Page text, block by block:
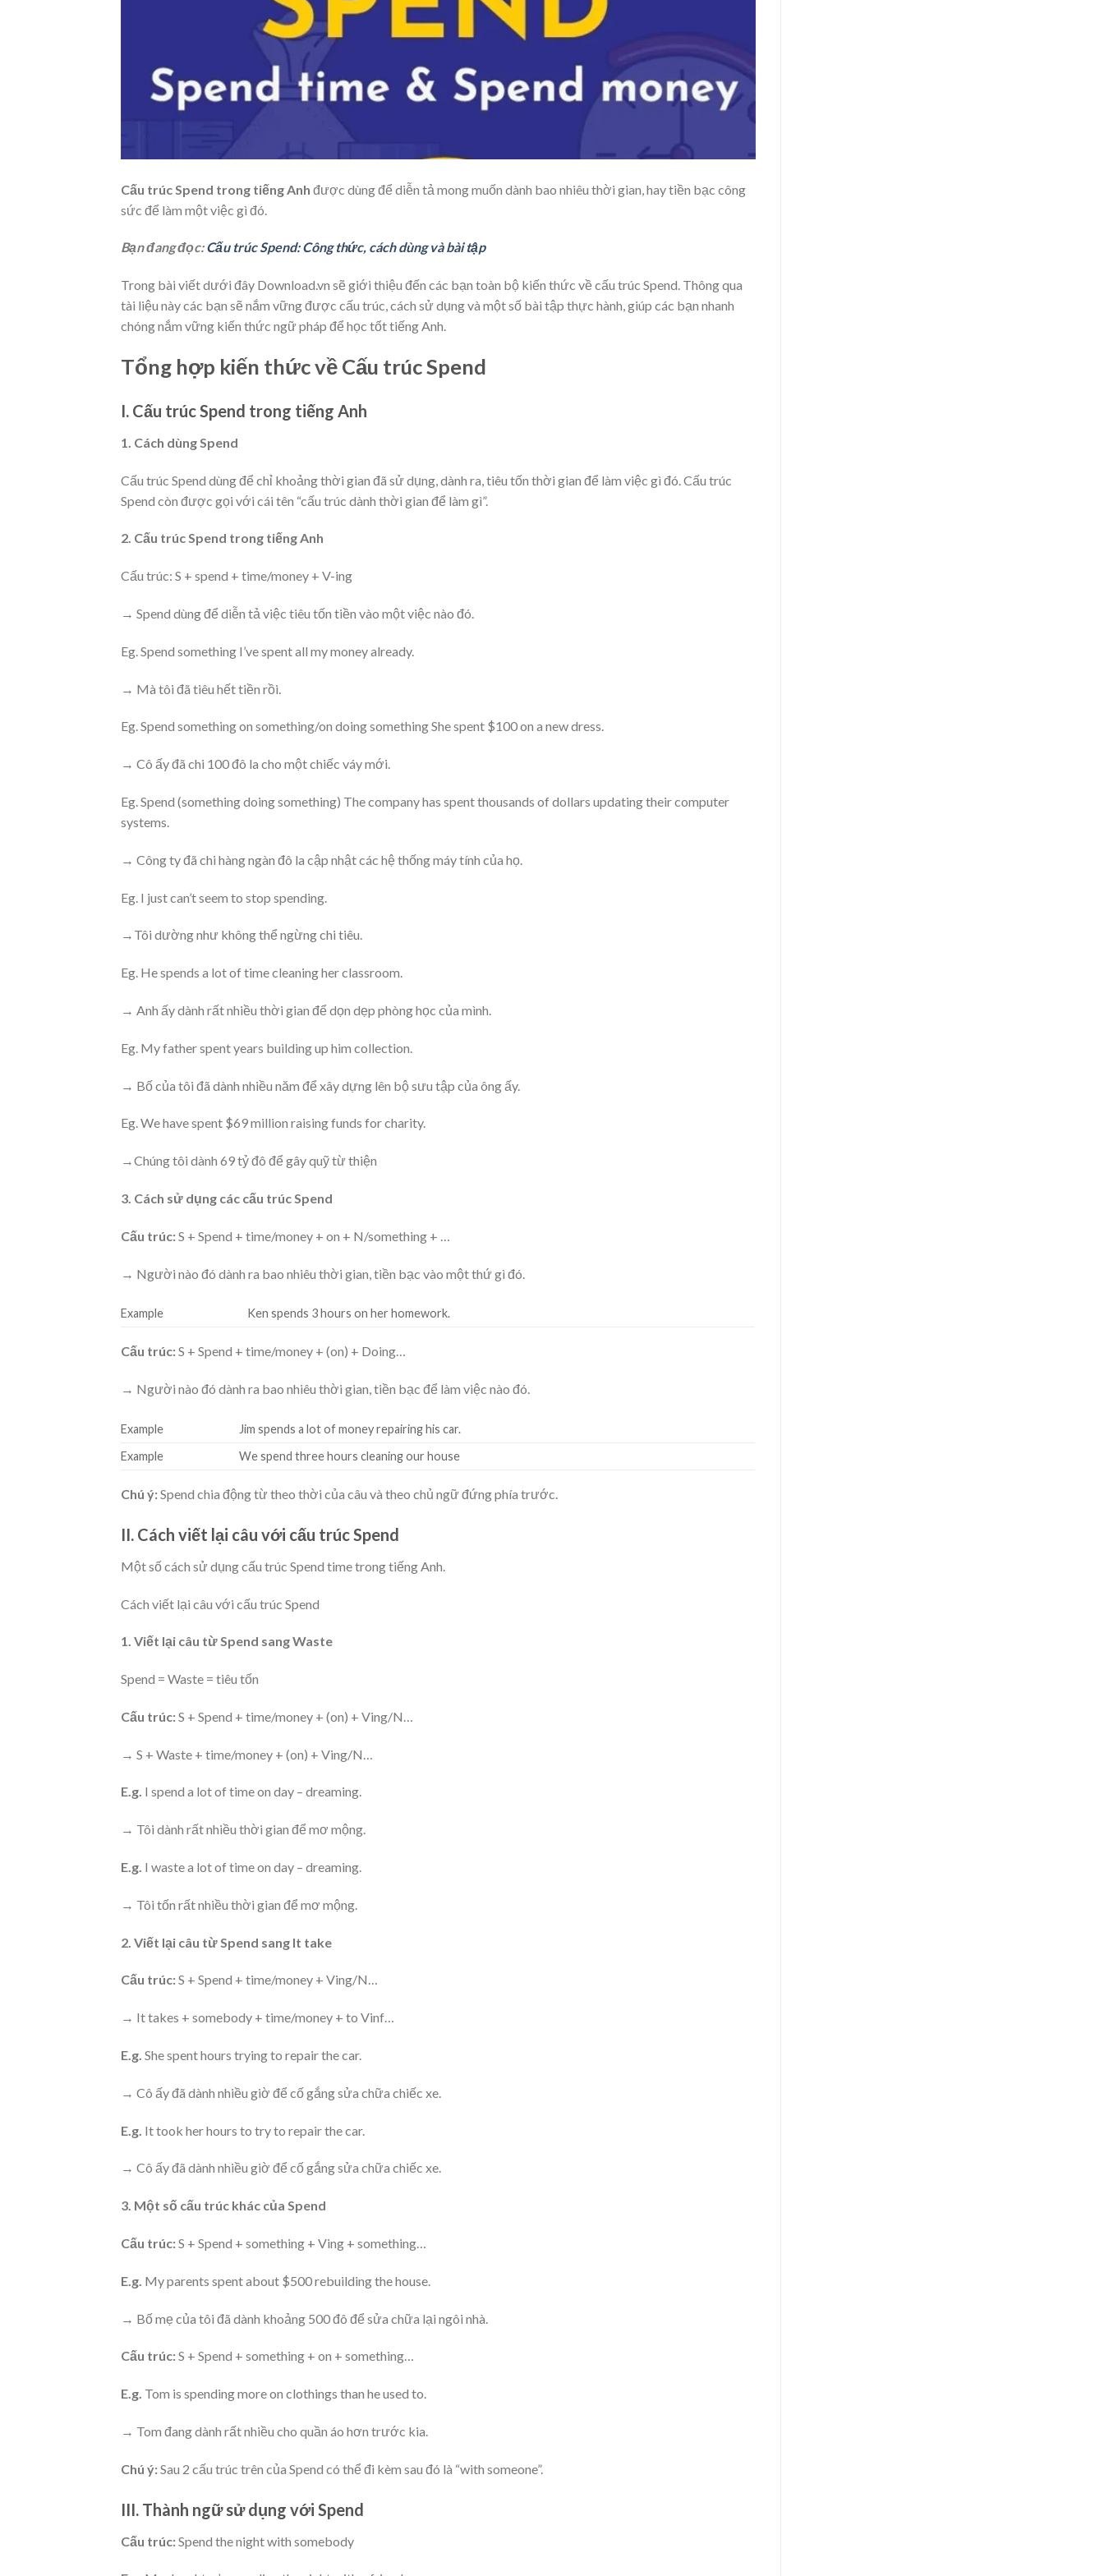
Cấu trúc Spend trong tiếng Anh được dùng để diễn tả mong muốn dành bao nhiêu thời gian, hay tiền bạc công
sức để làm một việc gì đó.
Bạn đang đọc:Cấu trúc Spend: Công thức, cách dùng và bài tập
Trong bài viết dưới đây Download.vn sẽ giới thiệu đến các bạn toàn bộ kiến thức về cấu trúc Spend. Thông qua
tài liệu này các bạn sẽ nắm vững được cấu trúc, cách sử dụng và một số bài tập thực hành, giúp các bạn nhanh
chóng nắm vững kiến thức ngữ pháp để học tốt tiếng Anh.
Tổng hợp kiến thức về Cấu trúc Spend
I. Cấu trúc Spend trong tiếng Anh
1. Cách dùng Spend
Cấu trúc Spend dùng để chỉ khoảng thời gian đã sử dụng, dành ra, tiêu tốn thời gian để làm việc gì đó. Cấu trúc
Spend còn được gọi với cái tên “cấu trúc dành thời gian để làm gì”.
2. Cấu trúc Spend trong tiếng Anh
Cấu trúc: S + spend + time/money + V-ing
→ Spend dùng để diễn tả việc tiêu tốn tiền vào một việc nào đó.
Eg. Spend something I’ve spent all my money already.
→ Mà tôi đã tiêu hết tiền rồi.
Eg. Spend something on something/on doing something She spent $100 on a new dress.
→ Cô ấy đã chi 100 đô la cho một chiếc váy mới.
Eg. Spend (something doing something) The company has spent thousands of dollars updating their computer
systems.
→ Công ty đã chi hàng ngàn đô la cập nhật các hệ thống máy tính của họ.
Eg. I just can’t seem to stop spending.
→Tôi dường như không thể ngừng chi tiêu.
Eg. He spends a lot of time cleaning her classroom.
→ Anh ấy dành rất nhiều thời gian để dọn dẹp phòng học của mình.
Eg. My father spent years building up him collection.
→ Bố của tôi đã dành nhiều năm để xây dựng lên bộ sưu tập của ông ấy.
Eg. We have spent $69 million raising funds for charity.
→Chúng tôi dành 69 tỷ đô để gây quỹ từ thiện
3. Cách sử dụng các cấu trúc Spend
Cấu trúc:S + Spend + time/money + on + N/something + …
→ Người nào đó dành ra bao nhiêu thời gian, tiền bạc vào một thứ gì đó.
Example Ken spends 3 hours on her homework.
Cấu trúc:S + Spend + time/money + (on) + Doing…
→ Người nào đó dành ra bao nhiêu thời gian, tiền bạc để làm việc nào đó.
Example
Jim spends a lot of money repairing his car.
Example
We spend three hours cleaning our house
Chú ý:Spend chia động từ theo thời của câu và theo chủ ngữ đứng phía trước.
II. Cách viết lại câu với cấu trúc Spend
Một số cách sử dụng cấu trúc Spend time trong tiếng Anh.
Cách viết lại câu với cấu trúc Spend
1. Viết lại câu từ Spend sang Waste
Spend = Waste = tiêu tốn
Cấu trúc:S + Spend + time/money + (on) + Ving/N…
→ S + Waste + time/money + (on) + Ving/N…
E.g. I spend a lot of time on day – dreaming.
→ Tôi dành rất nhiều thời gian để mơ mộng.
E.g. I waste a lot of time on day – dreaming.
→ Tôi tốn rất nhiều thời gian để mơ mộng.
2. Viết lại câu từ Spend sang It take
Cấu trúc:S + Spend + time/money + Ving/N…
→ It takes + somebody + time/money + to Vinf…
E.g. She spent hours trying to repair the car.
→ Cô ấy đã dành nhiều giờ để cố gắng sửa chữa chiếc xe.
E.g. It took her hours to try to repair the car.
→ Cô ấy đã dành nhiều giờ để cố gắng sửa chữa chiếc xe.
3. Một số cấu trúc khác của Spend
Cấu trúc:S + Spend + something + Ving + something…
E.g. My parents spent about $500 rebuilding the house.
→ Bố mẹ của tôi đã dành khoảng 500 đô để sửa chữa lại ngôi nhà.
Cấu trúc:S + Spend + something + on + something…
E.g. Tom is spending more on clothings than he used to.
→ Tom đang dành rất nhiều cho quần áo hơn trước kia.
Chú ý:Sau 2 cấu trúc trên của Spend có thể đi kèm sau đó là “with someone”.
III. Thành ngữ sử dụng với Spend
Cấu trúc:Spend the night with somebody